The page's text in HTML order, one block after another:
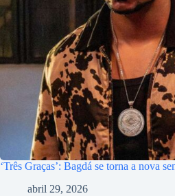
‘Três Graças’: Bagdá se torna a nova
abril 29, 2026